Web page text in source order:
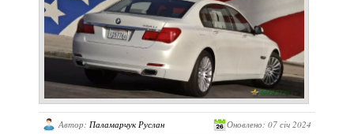
Автор: Паламарчук Руслан Оновлено: 07 січ 2024